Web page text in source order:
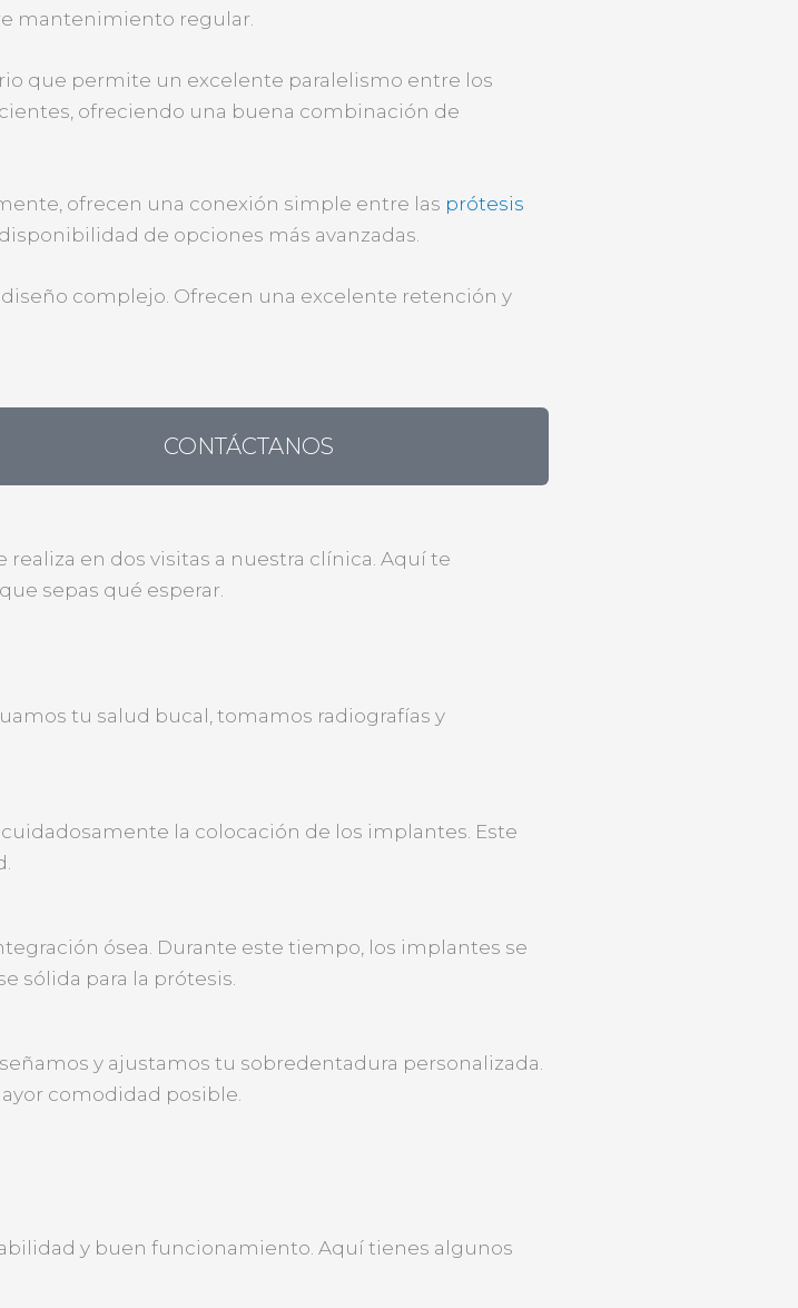
mantenimiento regular.
que permite un excelente paralelismo entre los
ofreciendo una buena combinación de
ofrecen una conexión simple entre las prótesis
de opciones más avanzadas.
diseño complejo. Ofrecen una excelente retención y
CONTÁCTANOS
en dos visitas a nuestra clínica. Aquí te
sepas qué esperar.
tu salud bucal, tomamos radiografías y
la colocación de los implantes. Este
ósea. Durante este tiempo, los implantes se
sólida para la prótesis.
y ajustamos tu sobredentadura personalizada.
comodidad posible.
y buen funcionamiento. Aquí tienes algunos